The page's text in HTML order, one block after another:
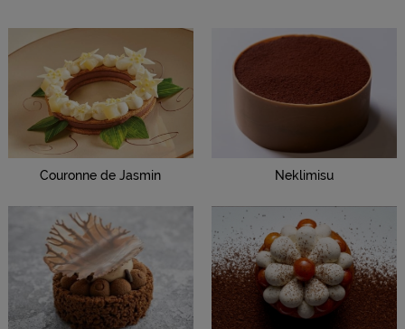
Couronne de Jasmin Neklimisu